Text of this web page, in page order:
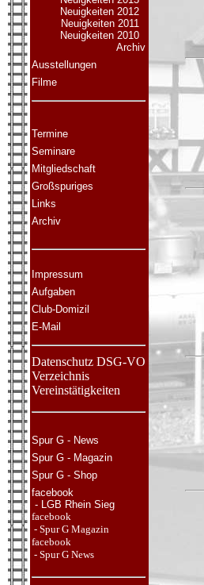
Neuigkeiten 2012
Neuigkeiten 2011
Neuigkeiten 2010
Archiv
Ausstellungen
Filme
Termine
Seminare
Mitgliedschaft
Großspuriges
Links
Archiv
Impressum
Aufgaben
Club-Domizil
E-Mail
Datenschutz DSG-VO
Verzeichnis
Vereinstätigkeiten
Spur G - News
Spur G - Magazin
Spur G - Shop
facebook
- LGB Rhein Sieg
facebook
- Spur G Magazin
facebook
- Spur G News